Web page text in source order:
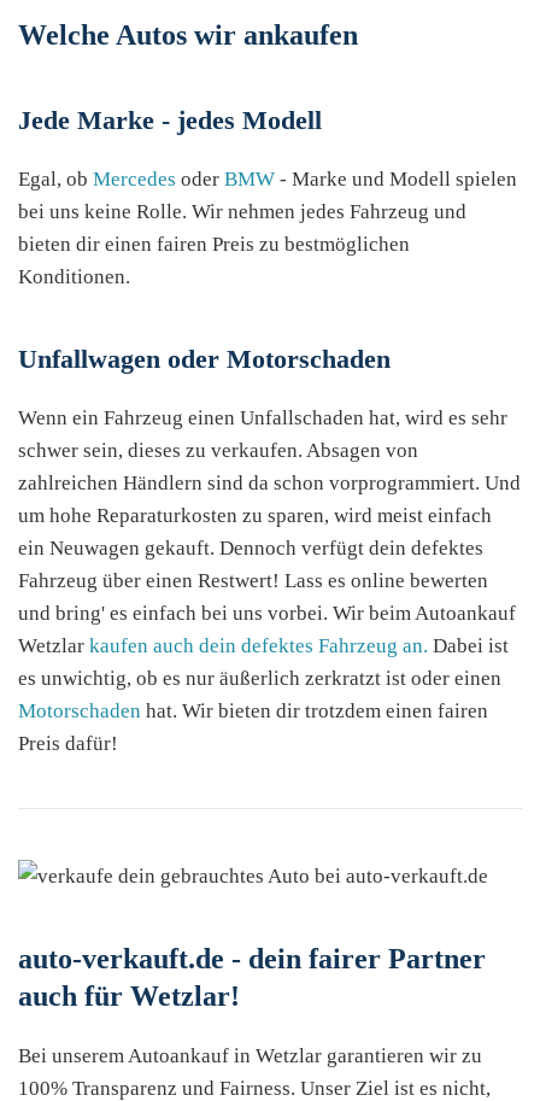
Welche Autos wir ankaufen
Jede Marke - jedes Modell
Egal, ob Mercedes oder BMW - Marke und Modell spielen
bei uns keine Rolle. Wir nehmen jedes Fahrzeug und
bieten dir einen fairen Preis zu bestmöglichen
Konditionen.
Unfallwagen oder Motorschaden
Wenn ein Fahrzeug einen Unfallschaden hat, wird es sehr
schwer sein, dieses zu verkaufen. Absagen von
zahlreichen Händlern sind da schon vorprogrammiert. Und
um hohe Reparaturkosten zu sparen, wird meist einfach
ein Neuwagen gekauft. Dennoch verfügt dein defektes
Fahrzeug über einen Restwert! Lass es online bewerten
und bring' es einfach bei uns vorbei. Wir beim Autoankauf
Wetzlar kaufen auch dein defektes Fahrzeug an. Dabei ist
es unwichtig, ob es nur äußerlich zerkratzt ist oder einen
Motorschaden hat. Wir bieten dir trotzdem einen fairen
Preis dafür!
auto-verkauft.de - dein fairer Partner
auch für Wetzlar!
Bei unserem Autoankauf in Wetzlar garantieren wir zu
100% Transparenz und Fairness. Unser Ziel ist es nicht,